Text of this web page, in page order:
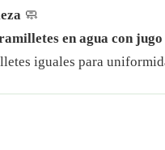
🧼
en agua con
iguales para